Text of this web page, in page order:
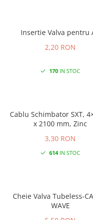
Insertie Valva pentru
2,20 RON
170 IN STOC
Cablu Schimbator SXT,
x 2100 mm, Zinc
3,30 RON
614IN STOC
Cheie Valva Tubeless-
WAVE